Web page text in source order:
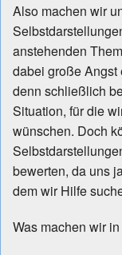
Also machen wir
anstehenden
dabei große Angst
denn schließlich
Situation, für die
wünschen. Doch
bewerten, da uns
dem wir Hilfe
Was machen wir